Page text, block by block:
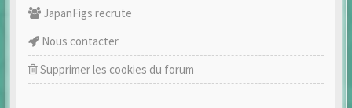
JapanFigs recrute
Nous contacter
Supprimer les cookies du forum